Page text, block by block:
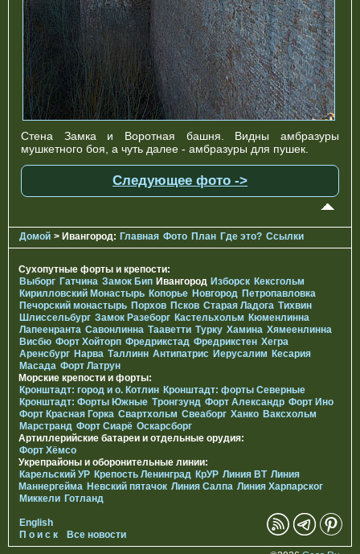
Стена Замка и Воротная башня. Видны амбразуры
мушкетного боя, а чуть далее - амбразуры для пушек.
Следующее фото ->
Домой > Ивангород: Главная Фото План Где это? Ссылки
Сухопутные форты и крепости:
Выборг Гатчина Замок Бип Ивангород Изборск Кексгольм
Кирилловский Монастырь Копорье Новгород Петропавловка
Печорcкий монастырь Порхов Псков Старая Ладога Тихвин
Шлиссельбург Замок Разеборг Кастельхольм Кюменлинна
Лапеенранта Савонлинна Тааветти Турку Хамина Хямеенлинна
Висбю Форт Хойторп Фредрикстад Фредрикстен Хегра
Аренсбург Нарва Таллинн Антипатрис Иерусалим Кесария
Масада Форт Латрун
Морские крепости и форты:
Кронштадт: город и о. Котлин Кронштадт: форты Северные
Кронштадт: Форты Южные Тронгзунд Форт Александр Форт Ино
Форт Красная Горка Свартхольм Свеаборг Ханко Ваксхольм
Марстранд Форт Сиарё Оскарсборг
Артиллерийские батареи и отдельные орудия:
Форт Хёмсо
Укрепрайоны и оборонительные линии:
Карельский УР Крепость Ленинград КрУР Линия ВТ Линия
Маннергейма Невский пятачок Линия Салпа Линия Харпарског
Миккели Готланд
English
П о и с к
Все новости